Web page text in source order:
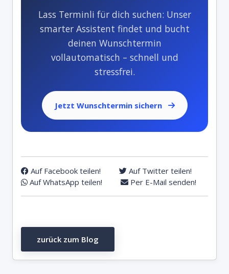
Lass Terminli für dich suchen: Unser
smarter Assistent findet und bucht
deinen Wunschtermin
vollautomatisch – schnell und
stressfrei.
Jetzt Wunschtermin sichern
Auf Facebook teilen!
Auf Twitter teilen!
Auf WhatsApp teilen!
Per E-Mail senden!
zurück zum Blog